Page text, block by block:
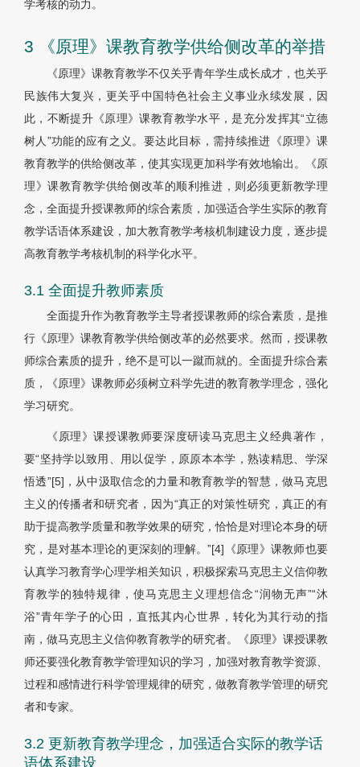
学考核的动力。
3 《原理》课教育教学供给侧改革的举措
《原理》课教育教学不仅关乎青年学生成长成才，也关乎
民族伟大复兴，更关乎中国特色社会主义事业永续发展，因
此，不断提升《原理》课教育教学水平，是充分发挥其“立德
树人”功能的应有之义。要达此目标，需持续推进《原理》课
教育教学的供给侧改革，使其实现更加科学有效地输出。《原
理》课教育教学供给侧改革的顺利推进，则必须更新教学理
念，全面提升授课教师的综合素质，加强适合学生实际的教育
教学话语体系建设，加大教育教学考核机制建设力度，逐步提
高教育教学考核机制的科学化水平。
3.1 全面提升教师素质
全面提升作为教育教学主导者授课教师的综合素质，是推
行《原理》课教育教学供给侧改革的必然要求。然而，授课教
师综合素质的提升，绝不是可以一蹴而就的。全面提升综合素
质，《原理》课教师必须树立科学先进的教育教学理念，强化
学习研究。
《原理》课授课教师要深度研读马克思主义经典著作，
要“坚持学以致用、用以促学，原原本本学，熟读精思、学深
悟透”[5]，从中汲取信念的力量和教育教学的智慧，做马克思
主义的传播者和研究者，因为“真正的对策性研究，真正的有
助于提高教学质量和教学效果的研究，恰恰是对理论本身的研
究，是对基本理论的更深刻的理解。”[4]《原理》课教师也要
认真学习教育学心理学相关知识，积极探索马克思主义信仰教
育教学的独特规律，使马克思主义理想信念“润物无声”“沐
浴”青年学子的心田，直抵其内心世界，转化为其行动的指
南，做马克思主义信仰教育教学的研究者。《原理》课授课教
师还要强化教育教学管理知识的学习，加强对教育教学资源、
过程和感情进行科学管理规律的研究，做教育教学管理的研究
者和专家。
3.2 更新教育教学理念，加强适合实际的教学话
语体系建设